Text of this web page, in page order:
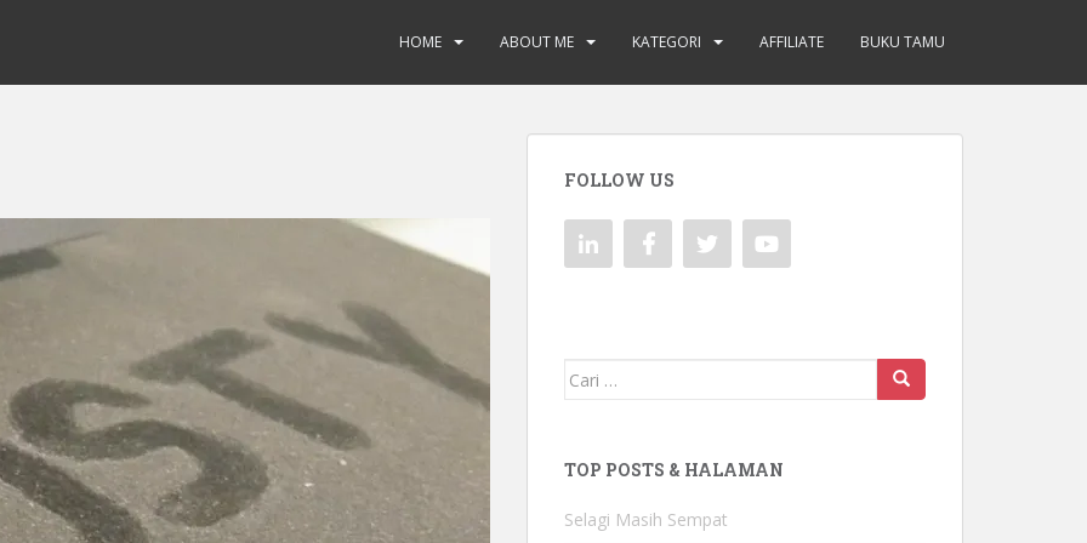
HOME ABOUT ME KATEGORI AFFILIATE BUKU TAMU
FOLLOW US
Mencari:
TOP POSTS & HALAMAN
Selagi Masih Sempat